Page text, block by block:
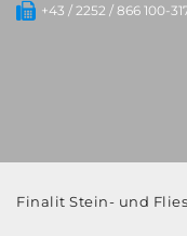
+43 / 2252 / 866 100-
Finalit Stein- und